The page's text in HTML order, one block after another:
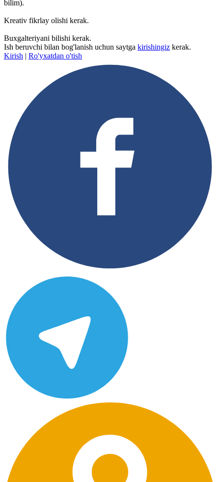
bilim).
Kreativ fikrlay olishi kerak.
Buxgalteriyani bilishi kerak.
Ish beruvchi bilan bog'lanish uchun saytga kirishingiz kerak.
Kirish | Ro'yxatdan o'tish